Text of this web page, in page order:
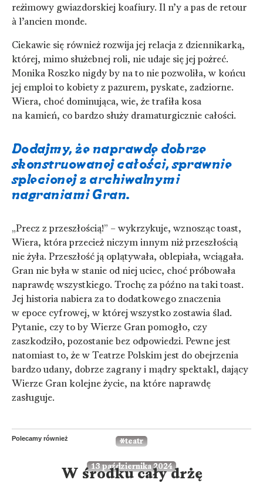
reżimowy gwiazdorskiej koafiury. Il n’y a pas de retour
à l’ancien monde.
Ciekawie się również rozwija jej relacja z dziennikarką,
której, mimo służebnej roli, nie udaje się jej pożreć.
Monika Roszko nigdy by na to nie pozwoliła, w końcu
jej emploi to kobiety z pazurem, pyskate, zadziorne.
Wiera, choć dominująca, wie, że trafiła kosa
na kamień, co bardzo służy dramaturgicznie całości.
Dodajmy, że naprawdę dobrze
skonstruowanej całości, sprawnie
splecionej z archiwalnymi
nagraniami Gran.
„Precz z przeszłością!” – wykrzykuje, wznosząc toast,
Wiera, która przecież niczym innym niż przeszłością
nie żyła. Przeszłość ją oplątywała, oblepiała, wciągała.
Gran nie była w stanie od niej uciec, choć próbowała
naprawdę wszystkiego. Trochę za późno na taki toast.
Jej historia nabiera za to dodatkowego znaczenia
w epoce cyfrowej, w której wszystko zostawia ślad.
Pytanie, czy to by Wierze Gran pomogło, czy
zaszkodziło, pozostanie bez odpowiedzi. Pewne jest
natomiast to, że w Teatrze Polskim jest do obejrzenia
bardzo udany, dobrze zagrany i mądry spektakl, dający
Wierze Gran kolejne życie, na które naprawdę
zasługuje.
Polecamy również
13 października 2024
teatr
W środku cały drżę